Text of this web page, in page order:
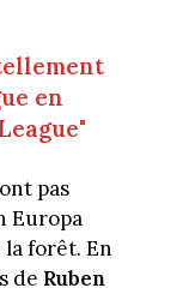
en
pas
Europa
la forêt. En
de Ruben